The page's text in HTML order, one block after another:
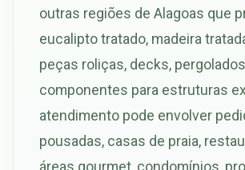
outras regiões de Alagoas que
eucalipto tratado, madeira
peças roliças, decks,
componentes para estruturas
atendimento pode envolver
pousadas, casas de praia,
áreas gourmet, condomínios,